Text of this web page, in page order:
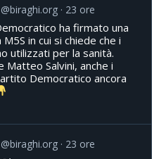
@biraghi.org 23 ore
ha firmato una
in cui si chiede che i
utilizzati per la sanità.
Matteo Salvini, anche i
Democratico ancora
@biraghi.org 23 ore